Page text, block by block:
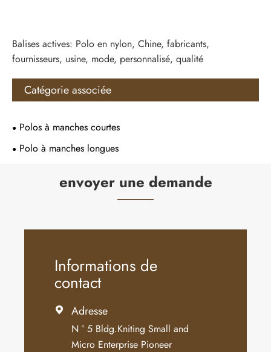
Balises actives: Polo en nylon, Chine, fabricants,
fournisseurs, usine, mode, personnalisé, qualité
Catégorie associée
Polos à manches courtes
Polo à manches longues
envoyer une demande
Informations de
contact
 Adresse
N ° 5 Bldg.Kniting Small and
Micro Enterprise Pioneer